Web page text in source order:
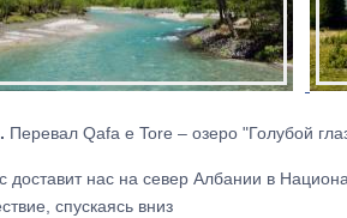
Перевал Qafa e Tore – озеро "Голубой
доставит нас на север Албании в
спускаясь вниз